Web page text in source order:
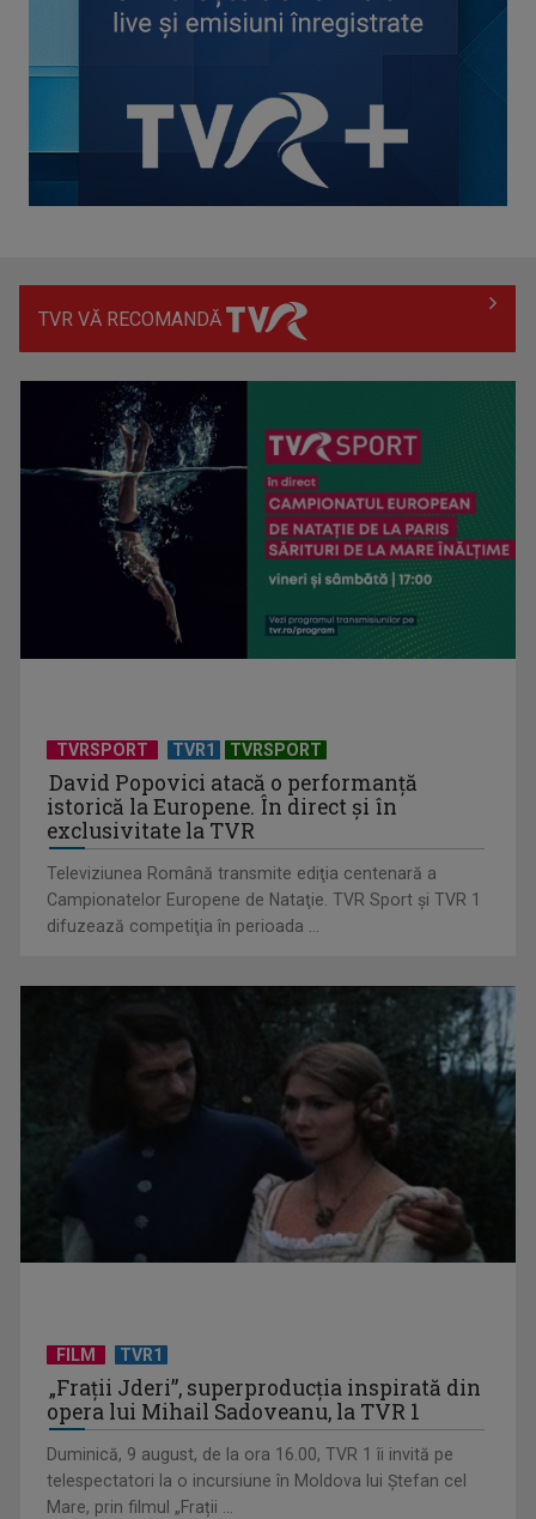
Piesa „Inimă, nu fi de piatră” a Corinei Chiriac ia argintul în
Cum ne-a îmbolnăvit telefonul și cum salvarea era mereu
acolo: Mai încet, fă ...
Anda Călugăreanu cu „N-am noroc” – a cincea cea mai
votată piesă în ...
TVR VĂ RECOMANDĂ
TVRSPORT TVR1 TVRSPORT
David Popovici atacă o performanţă
istorică la Europene. În direct şi în
exclusivitate la TVR
Televiziunea Română transmite ediţia centenară a
Campionatelor Europene de Nataţie. TVR Sport şi TVR 1
difuzează competiţia în perioada ...
FILM TVR1
„Frații Jderi”, superproducția inspirată din
opera lui Mihail Sadoveanu, la TVR 1
Duminică, 9 august, de la ora 16.00, TVR 1 îi invită pe
telespectatori la o incursiune în Moldova lui Ștefan cel
Mare, prin filmul „Frații ...